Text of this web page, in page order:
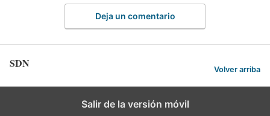
Deja un comentario
SDN Volver arriba
Salir de la versión móvil